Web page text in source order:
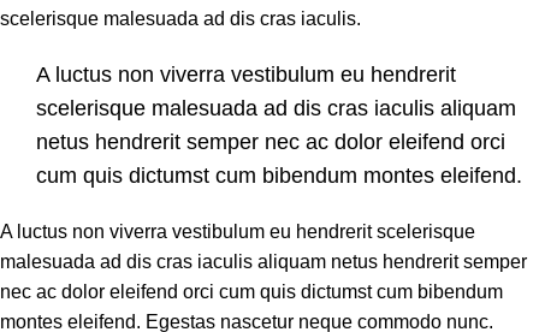
scelerisque malesuada ad dis cras iaculis.
A luctus non viverra vestibulum eu hendrerit
scelerisque malesuada ad dis cras iaculis aliquam
netus hendrerit semper nec ac dolor eleifend orci
cum quis dictumst cum bibendum montes eleifend.
A luctus non viverra vestibulum eu hendrerit scelerisque
malesuada ad dis cras iaculis aliquam netus hendrerit semper
nec ac dolor eleifend orci cum quis dictumst cum bibendum
montes eleifend. Egestas nascetur neque commodo nunc.